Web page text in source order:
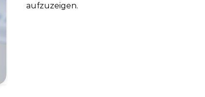
aufzuzeigen.